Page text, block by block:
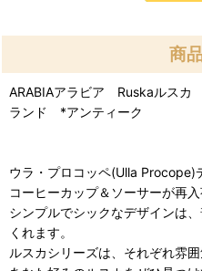
商
ARABIAアラビア Ruska
ランド *アンティーク
ウラ・プロコッペ(Ulla Procope)
コーヒーカップ＆ソーサーが再入
シンプルでシックなデザインは
くれます。
ルスカシリーズは、それぞれ雰